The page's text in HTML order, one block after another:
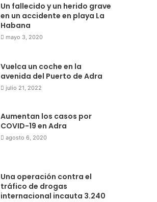
Un fallecido y un herido grave
en un accidente en playa La
Habana
mayo 3, 2020
Vuelca un coche en la
avenida del Puerto de Adra
julio 21, 2022
Aumentan los casos por
COVID-19 en Adra
agosto 6, 2020
Una operación contra el
tráfico de drogas
internacional incauta 3.240